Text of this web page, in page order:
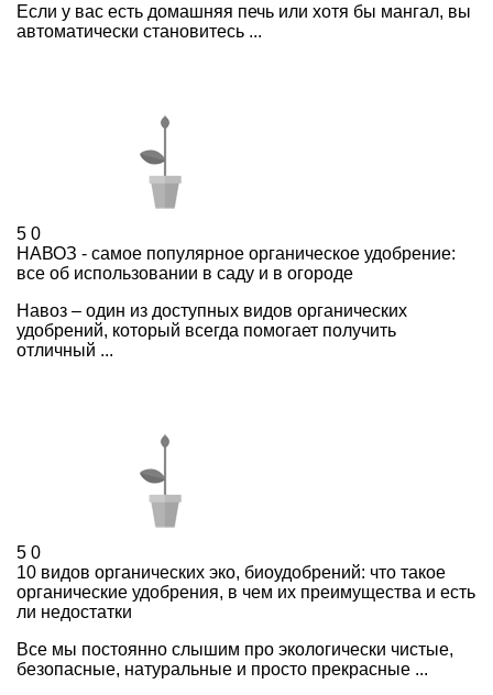
Если у вас есть домашняя печь или хотя бы мангал, вы
автоматически становитесь ...
5 0
НАВОЗ - самое популярное органическое удобрение:
все об использовании в саду и в огороде
Навоз – один из доступных видов органических
удобрений, который всегда помогает получить
отличный ...
5 0
10 видов органических эко, биоудобрений: что такое
органические удобрения, в чем их преимущества и есть
ли недостатки
Все мы постоянно слышим про экологически чистые,
безопасные, натуральные и просто прекрасные ...